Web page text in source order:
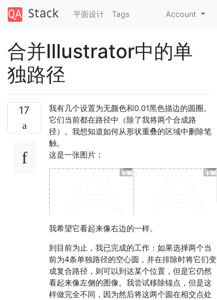
平面设计 Tags Account
合并Illustrator中的单
独路径
17
我有几个设置为无颜色和0.01黑色描边的圆圈。
它们当前都在路径中（除了我将两个合成路
径）。我想知道如何从形状重叠的区域中删除笔
触。
这是一张图片：
我希望它看起来像右边的一样。
到目前为止，我已完成的工作：如果选择两个当
前为4条单独路径的空心圆，并在排除时将它们变
成复合路径，则可以到达某个位置，但是它仍然
看起来像左侧的图像。我尝试移除锚点，但是这
样做完全不同，因为然后将这两个圆在相交点处